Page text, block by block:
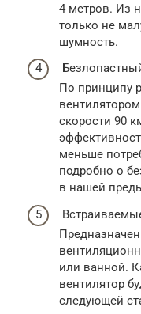
4 метров. Из
только не
шумность.
По принципу
скорости 90
меньше
подробно о
в нашей
или ванной.
вентилятор
следующей